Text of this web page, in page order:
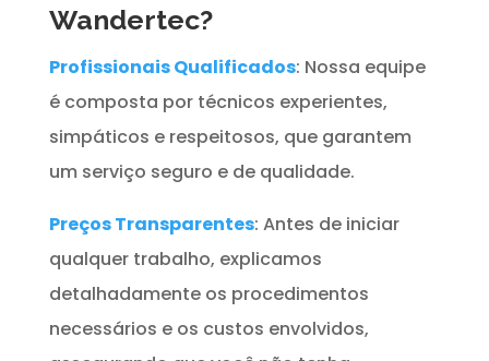
Wandertec?
Profissionais Qualificados: Nossa equipe
é composta por técnicos experientes,
simpáticos e respeitosos, que garantem
um serviço seguro e de qualidade.
Preços Transparentes: Antes de iniciar
qualquer trabalho, explicamos
detalhadamente os procedimentos
necessários e os custos envolvidos,